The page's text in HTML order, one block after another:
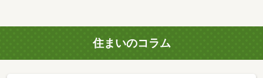
住まいのコラム